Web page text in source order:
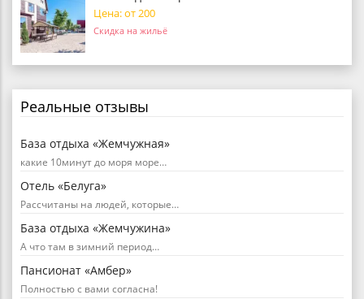
Цена: от 200
Скидка на жильё
Реальные отзывы
База отдыха «Жемчужная»
какие 10минут до моря море…
Отель «Белуга»
Рассчитаны на людей, которые…
База отдыха «Жемчужина»
А что там в зимний период…
Пансионат «Амбер»
Полностью с вами согласна!